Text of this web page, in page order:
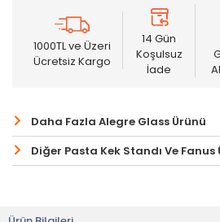
1000TL ve Üzeri
Ücretsiz Kargo
14 Gün
Koşulsuz
İade
Daha Fazla Alegre Glass Ürünü
Diğer Pasta Kek Standı Ve Fanus